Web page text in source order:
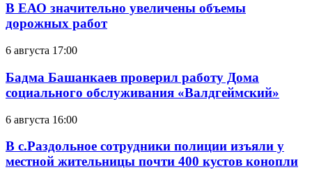
В ЕАО значительно увеличены объемы
дорожных работ
6 августа 17:00
Бадма Башанкаев проверил работу Дома
социального обслуживания «Валдгеймский»
6 августа 16:00
В с.Раздольное сотрудники полиции изъяли у
местной жительницы почти 400 кустов конопли